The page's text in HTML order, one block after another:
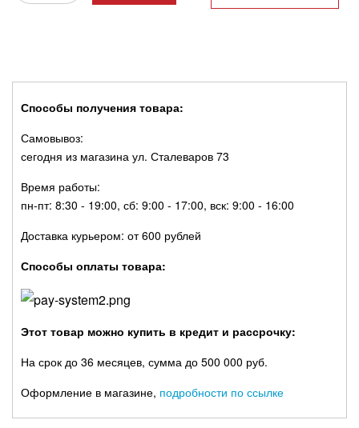
Способы получения товара:
Самовывоз:
сегодня из магазина ул. Сталеваров 73
Время работы:
пн-пт: 8:30 - 19:00, сб: 9:00 - 17:00, вск: 9:00 - 16:00
Доставка курьером: от 600 рублей
Способы оплаты товара:
Этот товар можно купить в кредит и рассрочку:
На срок до 36 месяцев, сумма до 500 000 руб.
Оформление в магазине, подробности по ссылке